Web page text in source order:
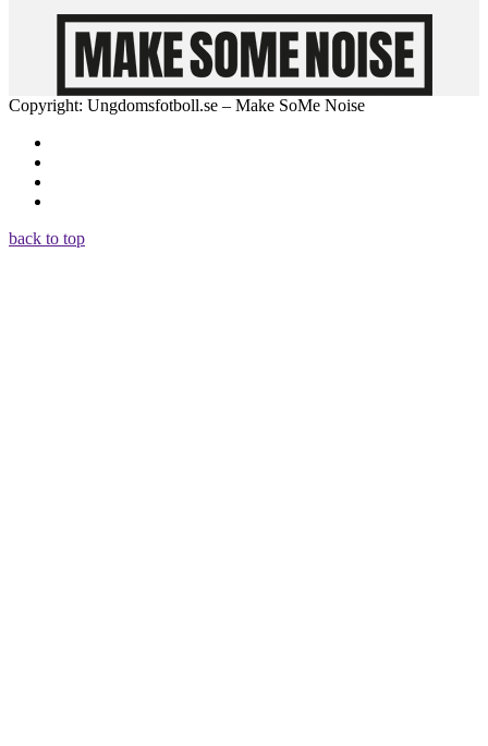
Copyright: Ungdomsfotboll.se – Make SoMe Noise
back to top